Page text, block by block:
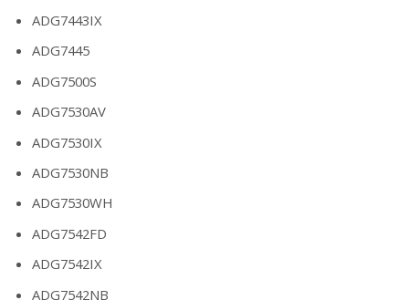
ADG7443IX
ADG7445
ADG7500S
ADG7530AV
ADG7530IX
ADG7530NB
ADG7530WH
ADG7542FD
ADG7542IX
ADG7542NB